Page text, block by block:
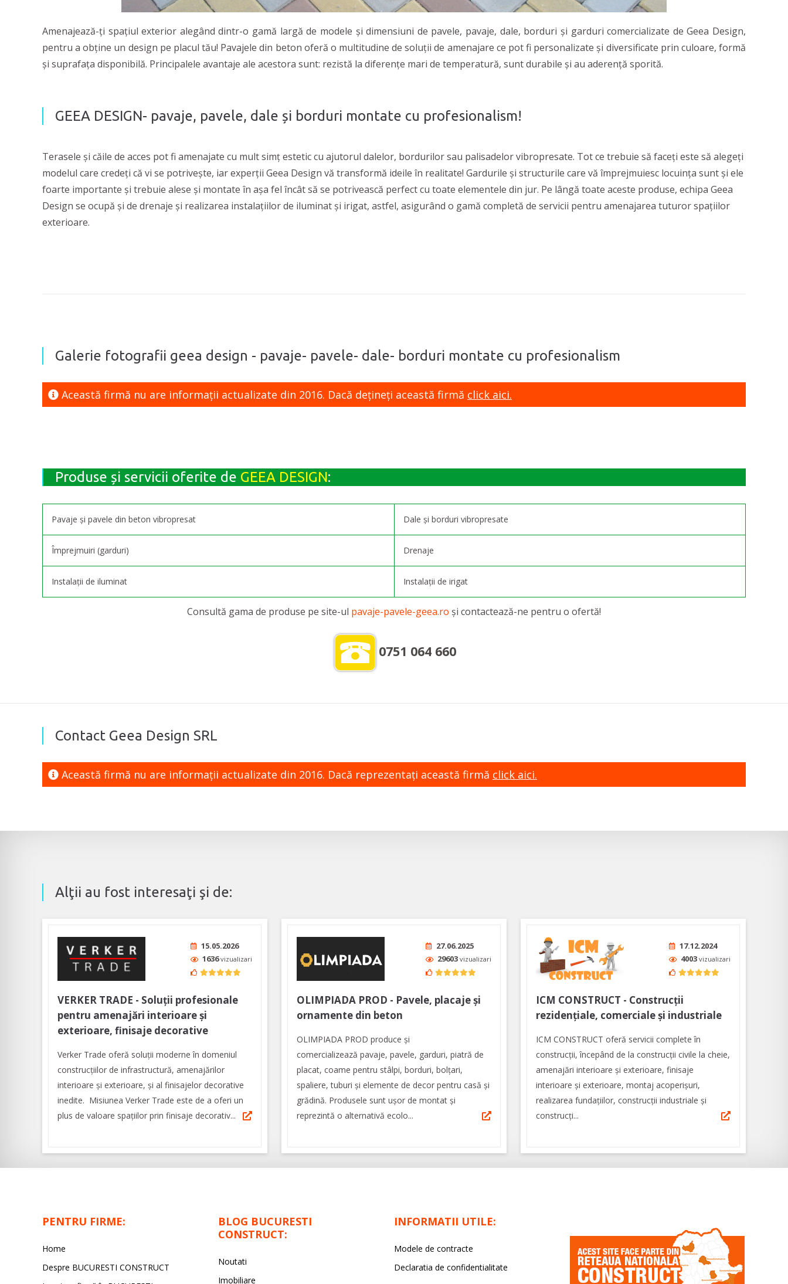
Amenajează-ți spațiul exterior alegând dintr-o gamă largă de modele și dimensiuni de pavele, pavaje, dale, borduri și garduri comercializate de Geea Design,
pentru a obține un design pe placul tău! Pavajele din beton oferă o multitudine de soluții de amenajare ce pot fi personalizate și diversificate prin culoare, formă
și suprafața disponibilă. Principalele avantaje ale acestora sunt: rezistă la diferențe mari de temperatură, sunt durabile și au aderență sporită.
GEEA DESIGN- pavaje, pavele, dale și borduri montate cu profesionalism!
Terasele și căile de acces pot fi amenajate cu mult simț estetic cu ajutorul dalelor, bordurilor sau palisadelor vibropresate. Tot ce trebuie să faceți este să alegeți
modelul care credeți că vi se potrivește, iar experții Geea Design vă transformă ideile în realitate! Gardurile și structurile care vă împrejmuiesc locuința sunt și ele
foarte importante și trebuie alese și montate în așa fel încât să se potrivească perfect cu toate elementele din jur. Pe lângă toate aceste produse, echipa Geea
Design se ocupă și de drenaje și realizarea instalațiilor de iluminat și irigat, astfel, asigurând o gamă completă de servicii pentru amenajarea tuturor spațiilor
exterioare.
Galerie fotografii geea design - pavaje- pavele- dale- borduri montate cu profesionalism
Această firmă nu are informaţii actualizate din 2016. Dacă dețineți această firmă click aici.
Produse și servicii oferite de GEEA DESIGN:
Pavaje și pavele din beton vibropresat Dale și borduri vibropresate
Împrejmuiri (garduri) Drenaje
Instalații de iluminat Instalații de irigat
Consultă gama de produse pe site-ul pavaje-pavele-geea.ro și contactează-ne pentru o ofertă!
0751 064 660
Contact Geea Design SRL
Această firmă nu are informaţii actualizate din 2016. Dacă reprezentaţi această firmă click aici.
Alţii au fost interesaţi şi de:
15.05.2026
1636vizualizari
VERKER TRADE - Soluţii profesionale
pentru amenajări interioare şi
exterioare, finisaje decorative
Verker Trade oferă soluţii moderne în domeniul
construcţiilor de infrastructură, amenajărilor
interioare şi exterioare, şi al finisajelor decorative
inedite. Misiunea Verker Trade este de a oferi un
plus de valoare spaţiilor prin finisaje decorativ...
27.06.2025
29603 vizualizari
OLIMPIADA PROD - Pavele, placaje și
ornamente din beton
OLIMPIADA PROD produce și
comercializează pavaje, pavele, garduri, piatră de
placat, coame pentru stâlpi, borduri, bolțari,
spaliere, tuburi și elemente de decor pentru casă și
grădină. Produsele sunt ușor de montat și
reprezintă o alternativă ecolo...
17.12.2024
4003 vizualizari
ICM CONSTRUCT - Construcții
rezidențiale, comerciale și industriale
ICM CONSTRUCT oferă servicii complete în
construcții, începând de la construcții civile la cheie,
amenajări interioare și exterioare, finisaje
interioare și exterioare, montaj acoperișuri,
realizarea fundațiilor, construcții industriale și
construcți...
PENTRU FIRME:
Home
Despre BUCURESTI CONSTRUCT
BLOG BUCURESTI
CONSTRUCT:
Noutati
Imobiliare
INFORMATII UTILE:
Modele de contracte
Declaratia de confidentialitate